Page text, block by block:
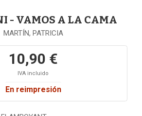
- VAMOS A LA CAMA
MARTÍN, PATRICIA
10,90 €
IVA incluido
En reimpresión